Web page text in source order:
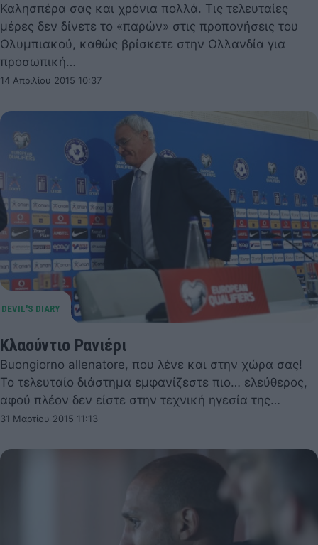
Καλησπέρα σας και χρόνια πολλά. Τις τελευταίες
μέρες δεν δίνετε το «παρών» στις προπονήσεις του
Ολυμπιακού, καθώς βρίσκετε στην Ολλανδία για
προσωπική…
14 Απριλίου 2015 10:37
Κλαούντιο Ρανιέρι
Buongiorno allenatore, που λένε και στην χώρα σας!
Το τελευταίο διάστημα εμφανίζεστε πιο… ελεύθερος,
αφού πλέον δεν είστε στην τεχνική ηγεσία της…
31 Μαρτίου 2015 11:13